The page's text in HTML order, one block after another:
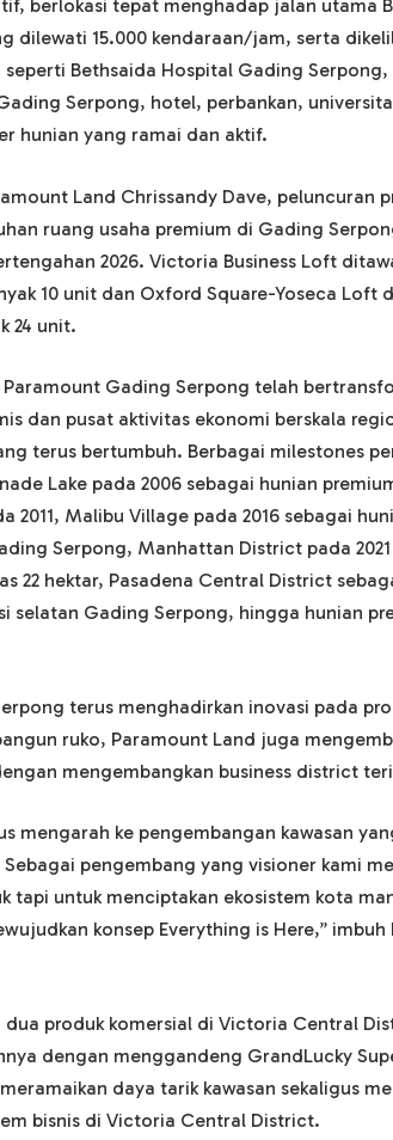
berlokasi tepat menghadap jalan utama
dilewati 15.000 kendaraan/jam, serta
Bethsaida Hospital Gading Serpong,
Serpong, hotel, perbankan,
hunian yang ramai dan aktif.
Land Chrissandy Dave, peluncuran
ruang usaha premium di Gading
2026. Victoria Business Loft
10 unit dan Oxford Square-Yoseca Loft
24 unit.
Paramount Gading Serpong telah
dan pusat aktivitas ekonomi berskala
terus bertumbuh. Berbagai milestones
Lake pada 2006 sebagai hunian
2011, Malibu Village pada 2016 sebagai
Serpong, Manhattan District pada 2021
22 hektar, Pasadena Central District
selatan Gading Serpong, hingga hunian
terus menghadirkan inovasi pada
ruko, Paramount Land juga
mengembangkan business district
mengarah ke pengembangan kawasan
pengembang yang visioner kami
tapi untuk menciptakan ekosistem kota
konsep Everything is Here,”
dua produk komersial di Victoria Central
dengan menggandeng GrandLucky
daya tarik kawasan sekaligus
bisnis di Victoria Central District.